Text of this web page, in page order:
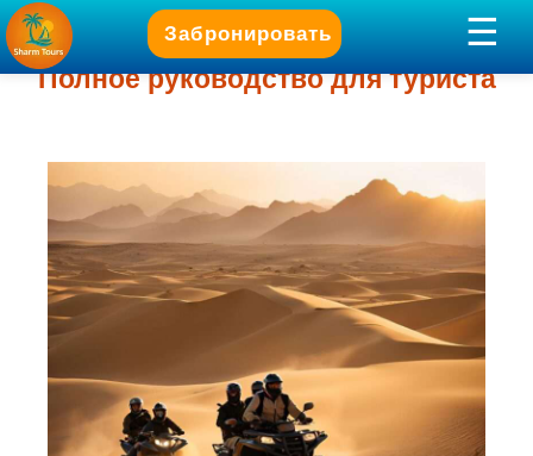
Забронировать
Полное руководство для туриста